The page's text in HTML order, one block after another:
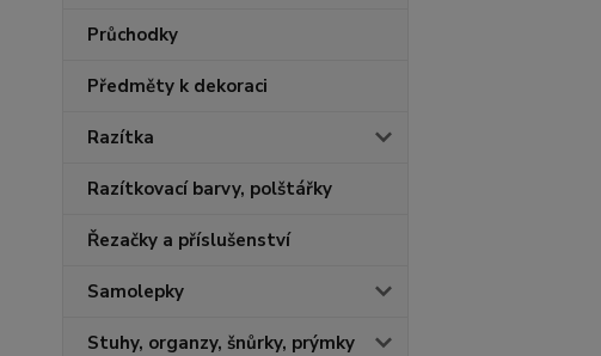
Průchodky
Předměty k dekoraci
Razítka
Razítkovací barvy, polštářky
Řezačky a příslušenství
Samolepky
Stuhy, organzy, šnůrky, prýmky